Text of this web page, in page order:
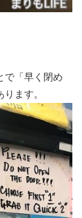
で「早く閉め
ます。